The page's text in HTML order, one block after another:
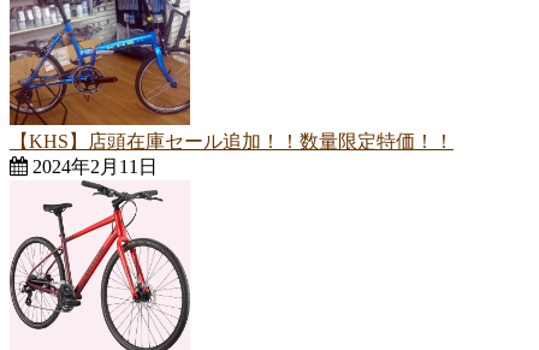
【KHS】店頭在庫セール追加！！数量限定特価！！
2024年2月11日